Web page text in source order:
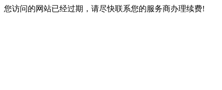
您访问的网站已经过期，请尽快联系您的服务商办理续费!